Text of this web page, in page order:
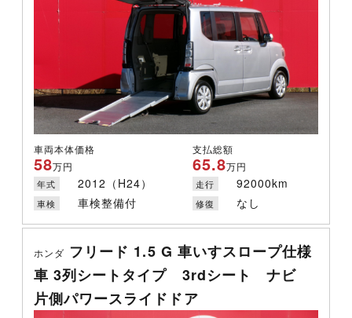
車両本体価格
58万円
支払総額
65.8万円
年式 2012（H24） 走行 92000km
車検 車検整備付 修復 なし
ホンダ フリード 1.5 G 車いすスロープ仕様
車 3列シートタイプ 3rdシート ナビ
片側パワースライドドア